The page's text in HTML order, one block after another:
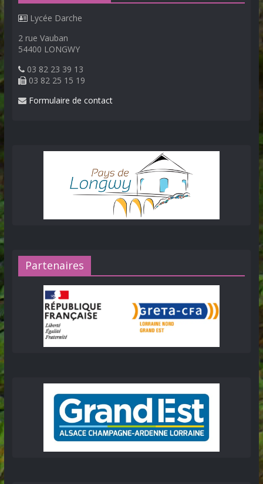
Lycée Darche
2 rue Vauban
54400 LONGWY
03 82 23 39 13
03 82 25 15 19
Formulaire de contact
Partenaires